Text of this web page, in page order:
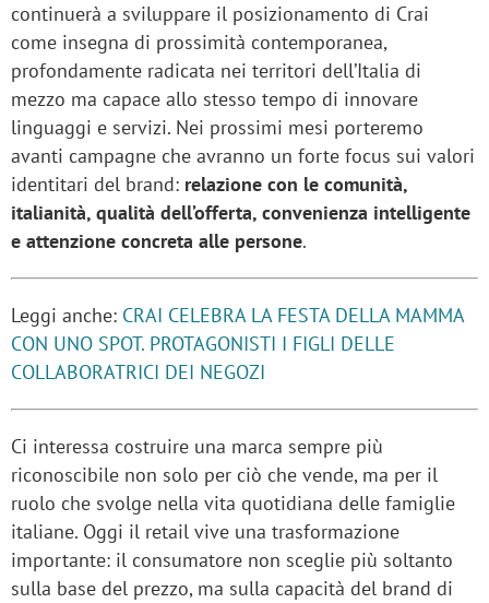
continuerà a sviluppare il posizionamento di Crai
come insegna di prossimità contemporanea,
profondamente radicata nei territori dell’Italia di
mezzo ma capace allo stesso tempo di innovare
linguaggi e servizi. Nei prossimi mesi porteremo
avanti campagne che avranno un forte focus sui valori
identitari del brand: relazione con le comunità,
italianità, qualità dell’offerta, convenienza intelligente
e attenzione concreta alle persone.
Leggi anche: CRAI CELEBRA LA FESTA DELLA MAMMA
CON UNO SPOT. PROTAGONISTI I FIGLI DELLE
COLLABORATRICI DEI NEGOZI
Ci interessa costruire una marca sempre più
riconoscibile non solo per ciò che vende, ma per il
ruolo che svolge nella vita quotidiana delle famiglie
italiane. Oggi il retail vive una trasformazione
importante: il consumatore non sceglie più soltanto
sulla base del prezzo, ma sulla capacità del brand di